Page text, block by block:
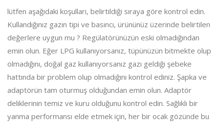
lütfen aşağıdaki koşulları, belirtildiği sıraya göre kontrol edin.
Kullandığınız gazın tipi ve basıncı, ürününüz üzerinde belirtilen
değerlere uygun mu ? Regülatörünüzün eski olmadığından
emin olun. Eğer LPG kullanıyorsanız, tüpünüzün bitmekte olup
olmadığını, doğal gaz kullanıyorsanız gazı geldiği şebeke
hattında bir problem olup olmadığını kontrol ediniz. Şapka ve
adaptörün tam oturmuş olduğundan emin olun. Adaptör
deliklerinin temiz ve kuru olduğunu kontrol edin. Sağlıklı bir
yanma performansı elde etmek için, her bir ocak gözünde bu